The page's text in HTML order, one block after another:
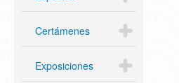
Certámenes
Exposiciones